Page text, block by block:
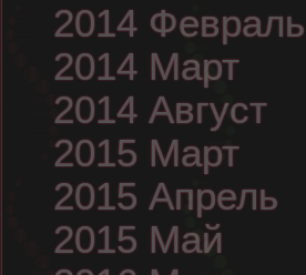
2014 Февраль
2014 Март
2014 Август
2015 Март
2015 Апрель
2015 Май